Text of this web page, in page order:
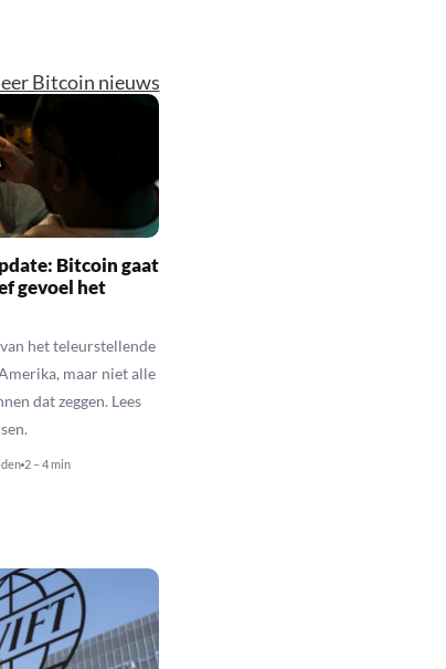
Bitcoin nieuws
Bitcoin gaat
gevoel het
het teleurstellende
maar niet alle
dat zeggen. Lees
2 – 4 min